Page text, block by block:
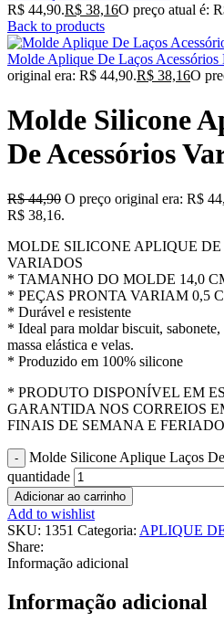
R$ 44,90.R$ 38,16O preço atual é:
Back to products
Molde Aplique De Laços Acessórios
original era: R$ 44,90.R$ 38,16O
Molde Silicone
De Acessórios
R$44,90 O preço original era: R$
R$ 38,16.
MOLDE SILICONE APLIQUE DE
VARIADOS
* TAMANHO DO MOLDE 14,0
* PEÇAS PRONTA VARIAM 0,5
* Durável e resistente
* Ideal para moldar biscuit, sabonete,
massa elástica e velas.
* Produzido em 100% silicone
* PRODUTO DISPONÍVEL EM
GARANTIDA NOS CORREIOS
FINAIS DE SEMANA E
Molde Silicone Aplique Laços
quantidade
Adicionar ao carrinho
Add to wishlist
SKU: 1351 Categoria: APLIQUE
Share:
Informação adicional
Informação adicional